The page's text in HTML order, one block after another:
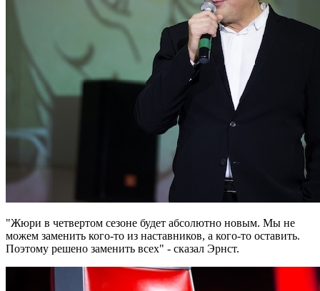
"Жюри в четвертом сезоне будет абсолютно новым. Мы не
можем заменить кого-то из наставников, а кого-то оставить.
Поэтому решено заменить всех" - сказал Эрнст.